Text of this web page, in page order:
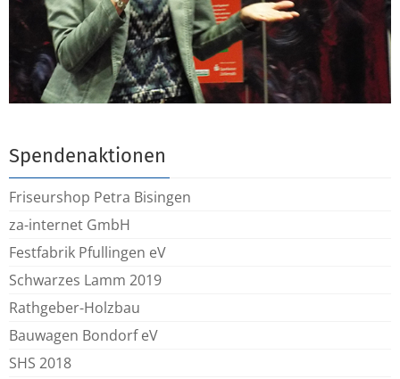
Spendenaktionen
Friseurshop Petra Bisingen
za-internet GmbH
Festfabrik Pfullingen eV
Schwarzes Lamm 2019
Rathgeber-Holzbau
Bauwagen Bondorf eV
SHS 2018